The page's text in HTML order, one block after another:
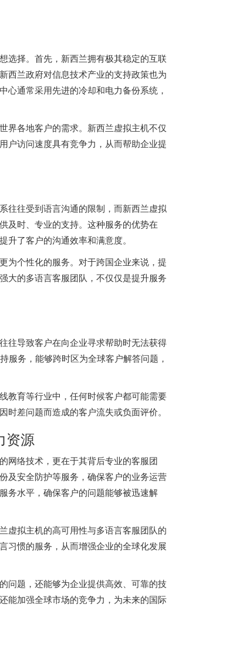
选择。首先，新西兰拥有极其稳定的互联
西兰政府对信息技术产业的支持政策也为
心通常采用先进的冷却和电力备份系统，
各地客户的需求。 新西兰虚拟主机不仅
户访问速度具有竞争力，从而帮助企业提
往往受到语言沟通的限制，而新西兰虚拟
及时、专业的支持。这种服务的优势在
了客户的沟通效率和满意度。
为个性化的服务。对于跨国企业来说，提
大的多语言客服团队，不仅仅是提升服务
往导致客户在向企业寻求帮助时无法获得
服务，能够跨时区为全球客户解答问题，
教育等行业中，任何时候客户都可能需要
差问题而造成的客户流失或负面评价。
资源
网络技术，更在于其背后专业的客服团
及安全防护等服务，确保客户的业务运营
务水平，确保客户的问题能够被迅速解
虚拟主机的高可用性与多语言客服团队的
习惯的服务，从而增强企业的全球化发展
问题，还能够为企业提供高效、可靠的技
能加强全球市场的竞争力，为未来的国际